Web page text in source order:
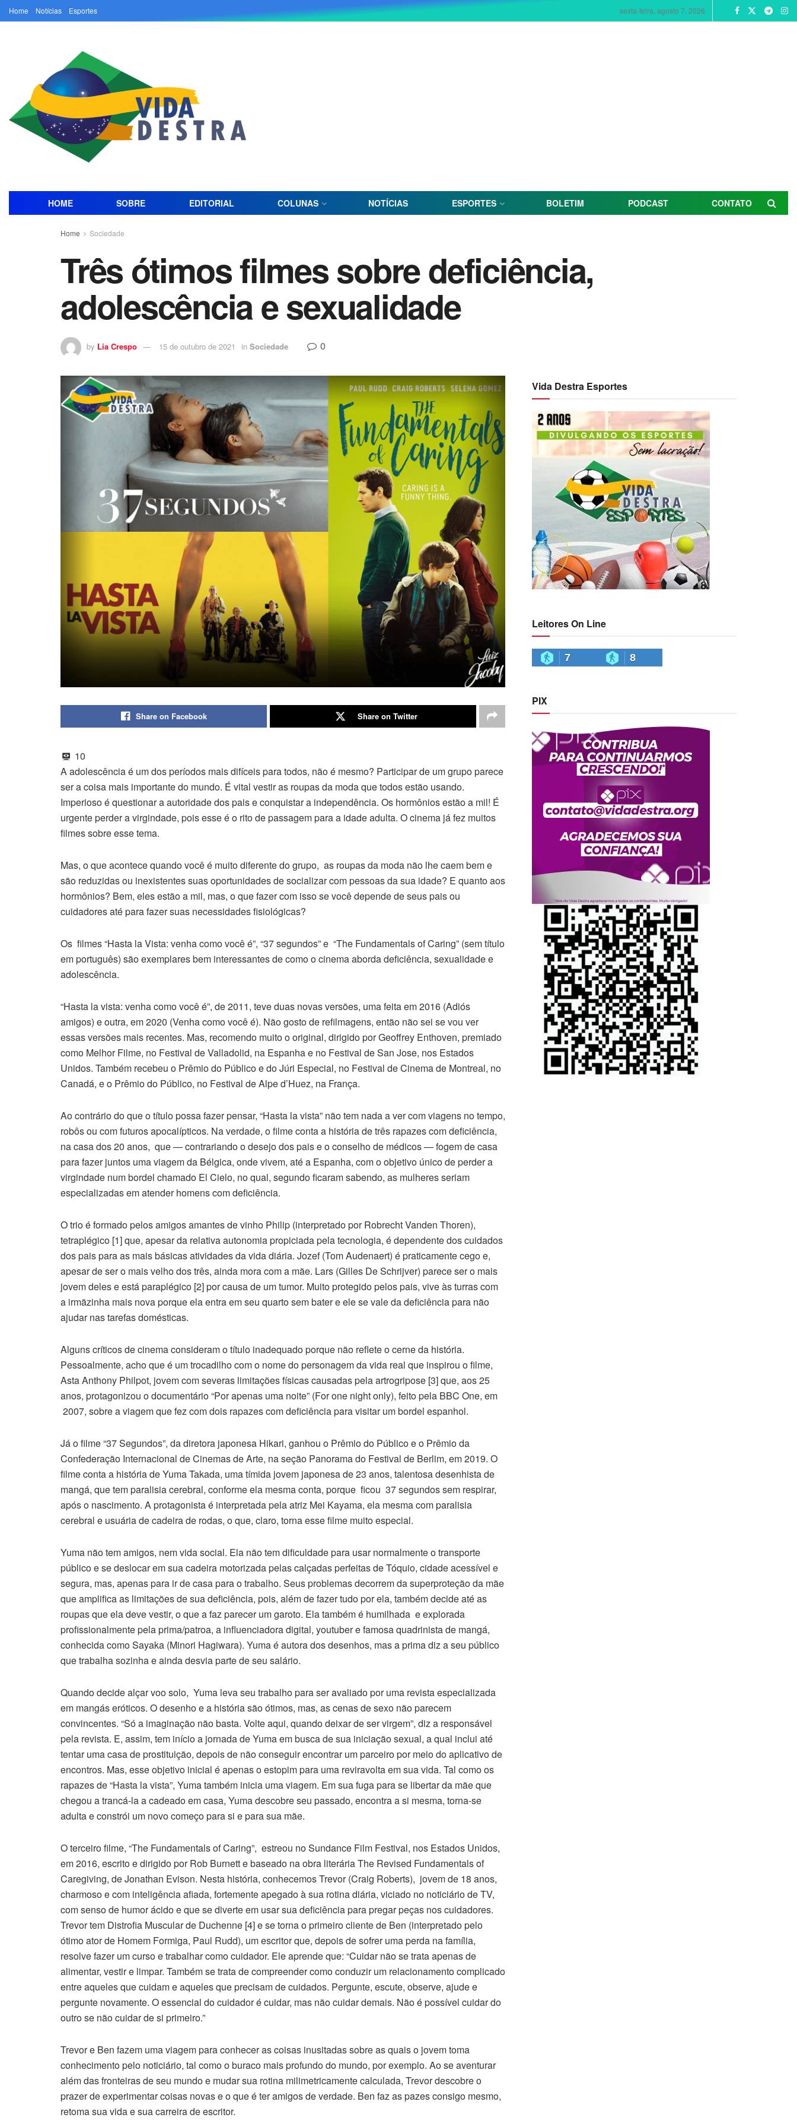
Home Notícias Esportes sexta-feira, agosto 7, 2026
HOME SOBRE EDITORIAL COLUNAS NOTÍCIAS ESPORTES BOLETIM PODCAST CONTATO
Home Sociedade
Três ótimos filmes sobre deficiência,
adolescência e sexualidade
by Lia Crespo 15 de outubro de 2021 in Sociedade 0
Share on Facebook Share on Twitter
10
A adolescência é um dos períodos mais difíceis para todos, não é mesmo? Participar de um grupo parece
ser a coisa mais importante do mundo. É vital vestir as roupas da moda que todos estão usando.
Imperioso é questionar a autoridade dos pais e conquistar a independência. Os hormônios estão a mil! É
urgente perder a virgindade, pois esse é o rito de passagem para a idade adulta. O cinema já fez muitos
filmes sobre esse tema.
Mas, o que acontece quando você é muito diferente do grupo, as roupas da moda não lhe caem bem e
são reduzidas ou inexistentes suas oportunidades de socializar com pessoas da sua idade? E quanto aos
hormônios? Bem, eles estão a mil, mas, o que fazer com isso se você depende de seus pais ou
cuidadores até para fazer suas necessidades fisiológicas?
Os filmes “Hasta la Vista: venha como você é”, “37 segundos” e “The Fundamentals of Caring” (sem título
em português) são exemplares bem interessantes de como o cinema aborda deficiência, sexualidade e
adolescência.
“Hasta la vista: venha como você é”, de 2011, teve duas novas versões, uma feita em 2016 (Adiós
amigos) e outra, em 2020 (Venha como você é). Não gosto de refilmagens, então não sei se vou ver
essas versões mais recentes. Mas, recomendo muito o original, dirigido por Geoffrey Enthoven, premiado
como Melhor Filme, no Festival de Valladolid, na Espanha e no Festival de San Jose, nos Estados
Unidos. Também recebeu o Prêmio do Público e do Júri Especial, no Festival de Cinema de Montreal, no
Canadá, e o Prêmio do Público, no Festival de Alpe d’Huez, na França.
Ao contrário do que o título possa fazer pensar, “Hasta la vista” não tem nada a ver com viagens no tempo,
robôs ou com futuros apocalípticos. Na verdade, o filme conta a história de três rapazes com deficiência,
na casa dos 20 anos, que — contrariando o desejo dos pais e o conselho de médicos — fogem de casa
para fazer juntos uma viagem da Bélgica, onde vivem, até a Espanha, com o objetivo único de perder a
virgindade num bordel chamado El Cielo, no qual, segundo ficaram sabendo, as mulheres seriam
especializadas em atender homens com deficiência.
O trio é formado pelos amigos amantes de vinho Philip (interpretado por Robrecht Vanden Thoren),
tetraplégico [1] que, apesar da relativa autonomia propiciada pela tecnologia, é dependente dos cuidados
dos pais para as mais básicas atividades da vida diária. Jozef (Tom Audenaert) é praticamente cego e,
apesar de ser o mais velho dos três, ainda mora com a mãe. Lars (Gilles De Schrijver) parece ser o mais
jovem deles e está paraplégico [2] por causa de um tumor. Muito protegido pelos pais, vive às turras com
a irmãzinha mais nova porque ela entra em seu quarto sem bater e ele se vale da deficiência para não
ajudar nas tarefas domésticas.
Alguns críticos de cinema consideram o título inadequado porque não reflete o cerne da história.
Pessoalmente, acho que é um trocadilho com o nome do personagem da vida real que inspirou o filme,
Asta Anthony Philpot, jovem com severas limitações físicas causadas pela artrogripose [3] que, aos 25
anos, protagonizou o documentário “Por apenas uma noite” (For one night only), feito pela BBC One, em
2007, sobre a viagem que fez com dois rapazes com deficiência para visitar um bordel espanhol.
Já o filme “37 Segundos”, da diretora japonesa Hikari, ganhou o Prêmio do Público e o Prêmio da
Confederação Internacional de Cinemas de Arte, na seção Panorama do Festival de Berlim, em 2019. O
filme conta a história de Yuma Takada, uma tímida jovem japonesa de 23 anos, talentosa desenhista de
mangá, que tem paralisia cerebral, conforme ela mesma conta, porque ficou 37 segundos sem respirar,
após o nascimento. A protagonista é interpretada pela atriz Mei Kayama, ela mesma com paralisia
cerebral e usuária de cadeira de rodas, o que, claro, torna esse filme muito especial.
Yuma não tem amigos, nem vida social. Ela não tem dificuldade para usar normalmente o transporte
público e se deslocar em sua cadeira motorizada pelas calçadas perfeitas de Tóquio, cidade acessível e
segura, mas, apenas para ir de casa para o trabalho. Seus problemas decorrem da superproteção da mãe
que amplifica as limitações de sua deficiência, pois, além de fazer tudo por ela, também decide até as
roupas que ela deve vestir, o que a faz parecer um garoto. Ela também é humilhada e explorada
profissionalmente pela prima/patroa, a influenciadora digital, youtuber e famosa quadrinista de mangá,
conhecida como Sayaka (Minori Hagiwara). Yuma é autora dos desenhos, mas a prima diz a seu público
que trabalha sozinha e ainda desvia parte de seu salário.
Quando decide alçar voo solo, Yuma leva seu trabalho para ser avaliado por uma revista especializada
em mangás eróticos. O desenho e a história são ótimos, mas, as cenas de sexo não parecem
convincentes. “Só a imaginação não basta. Volte aqui, quando deixar de ser virgem”, diz a responsável
pela revista. E, assim, tem início a jornada de Yuma em busca de sua iniciação sexual, a qual inclui até
tentar uma casa de prostituição, depois de não conseguir encontrar um parceiro por meio do aplicativo de
encontros. Mas, esse objetivo inicial é apenas o estopim para uma reviravolta em sua vida. Tal como os
rapazes de “Hasta la vista”, Yuma também inicia uma viagem. Em sua fuga para se libertar da mãe que
chegou a trancá-la a cadeado em casa, Yuma descobre seu passado, encontra a si mesma, torna-se
adulta e constrói um novo começo para si e para sua mãe.
O terceiro filme, “The Fundamentals of Caring”, estreou no Sundance Film Festival, nos Estados Unidos,
em 2016, escrito e dirigido por Rob Burnett e baseado na obra literária The Revised Fundamentals of
Caregiving, de Jonathan Evison. Nesta história, conhecemos Trevor (Craig Roberts), jovem de 18 anos,
charmoso e com inteligência afiada, fortemente apegado à sua rotina diária, viciado no noticiário de TV,
com senso de humor ácido e que se diverte em usar sua deficiência para pregar peças nos cuidadores.
Trevor tem Distrofia Muscular de Duchenne [4] e se torna o primeiro cliente de Ben (interpretado pelo
ótimo ator de Homem Formiga, Paul Rudd), um escritor que, depois de sofrer uma perda na família,
resolve fazer um curso e trabalhar como cuidador. Ele aprende que: “Cuidar não se trata apenas de
alimentar, vestir e limpar. Também se trata de compreender como conduzir um relacionamento complicado
entre aqueles que cuidam e aqueles que precisam de cuidados. Pergunte, escute, observe, ajude e
pergunte novamente. O essencial do cuidador é cuidar, mas não cuidar demais. Não é possível cuidar do
outro se não cuidar de si primeiro.”
Trevor e Ben fazem uma viagem para conhecer as coisas inusitadas sobre as quais o jovem toma
conhecimento pelo noticiário, tal como o buraco mais profundo do mundo, por exemplo. Ao se aventurar
além das fronteiras de seu mundo e mudar sua rotina milimetricamente calculada, Trevor descobre o
prazer de experimentar coisas novas e o que é ter amigos de verdade. Ben faz as pazes consigo mesmo,
retoma sua vida e sua carreira de escritor.
Vida Destra Esportes
Leitores On Line
7 8
PIX